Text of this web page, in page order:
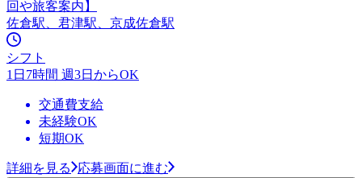
回や旅客案内】
佐倉駅、君津駅、京成佐倉駅
シフト
1日7時間 週3日からOK
交通費支給
未経験OK
短期OK
詳細を見る 応募画面に進む